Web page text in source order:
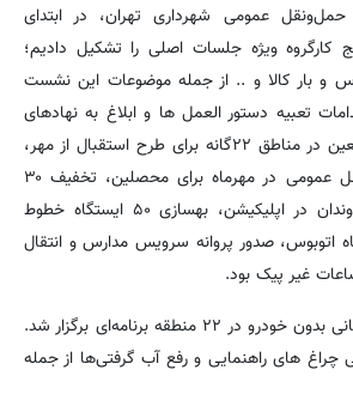
عمومی شهرداری تهران، در ابتدای
ویژه جلسات اصلی را تشکیل دادیم؛
و بار کالا و .. از جمله موضوعات این نشست
تعبیه دستور العمل ها و ابلاغ به نهادهای
اجرایی، تشکیل ستاد معین در مناطق ۲۲گانه برای طرح استقبال از مهر،
رایگان کردن حمل و نقل عمومی در مهرماه برای محصلین، تخفیف ۳۰
درصدی برای تمام شهروندان در اپلیکیشن، بهسازی ۵۰ ایستگاه خطوط
۴۳۰ دستگاه اتوبوس، صدور پروانه سرویس مدارس و انتقال
غیر پیک بود.
وی ادامه داد: در روز جهانی بدون خودرو در ۲۲ منطقه برنامه‌ای برگزار شد.
چراغ های راهنمایی و رفع آب گرفتی‌ها از جمله